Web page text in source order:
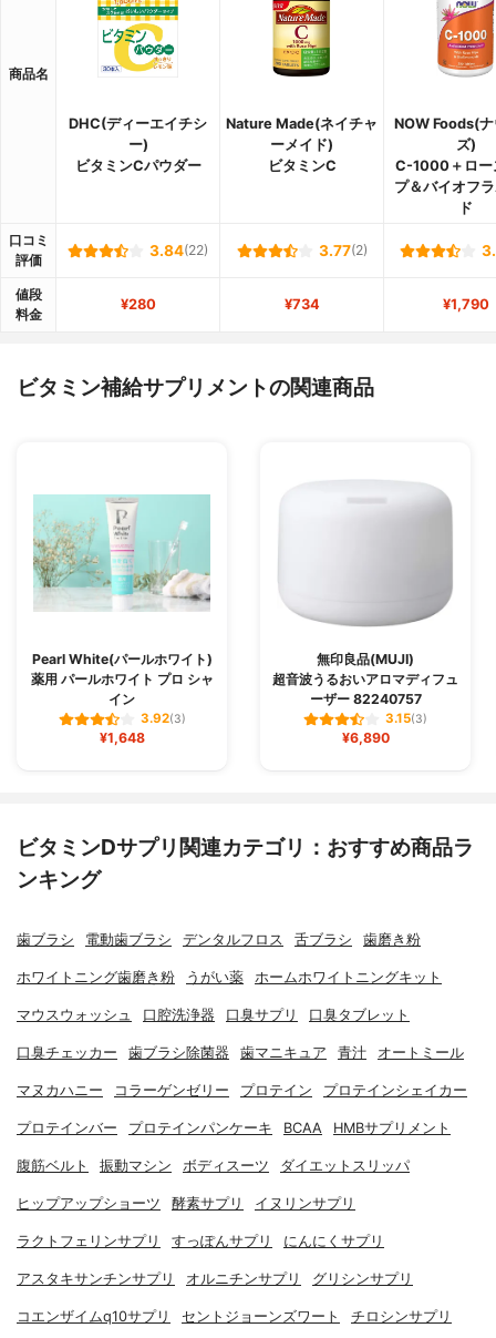
商品名
DHC(ディーエイチシ
ー)
ビタミンCパウダー
Nature Made(ネイチャ
ーメイド)
ビタミンC
NOW Foods(
ズ)
C-1000＋ロー
プ＆バイオフ
ド
口コミ
評価
3.84(22) 3.77(2)
値段
料金
¥280 ¥734 ¥1,790
ビタミン補給サプリメントの関連商品
Pearl White(パールホワイト)
薬用 パールホワイト プロ シャ
イン
3.92(3)
¥1,648
無印良品(MUJI)
超音波うるおいアロマディフュ
ーザー 82240757
3.15(3)
¥6,890
ビタミンDサプリ関連カテゴリ：おすすめ商品ラ
ンキング
歯ブラシ 電動歯ブラシ デンタルフロス 舌ブラシ 歯磨き粉
ホワイトニング歯磨き粉 うがい薬 ホームホワイトニングキット
マウスウォッシュ 口腔洗浄器 口臭サプリ 口臭タブレット
口臭チェッカー 歯ブラシ除菌器 歯マニキュア 青汁 オートミール
マヌカハニー コラーゲンゼリー プロテイン プロテインシェイカー
プロテインバー プロテインパンケーキ BCAA HMBサプリメント
腹筋ベルト 振動マシン ボディスーツ ダイエットスリッパ
ヒップアップショーツ 酵素サプリ イヌリンサプリ
ラクトフェリンサプリ すっぽんサプリ にんにくサプリ
アスタキサンチンサプリ オルニチンサプリ グリシンサプリ
コエンザイムq10サプリ セントジョーンズワート チロシンサプリ